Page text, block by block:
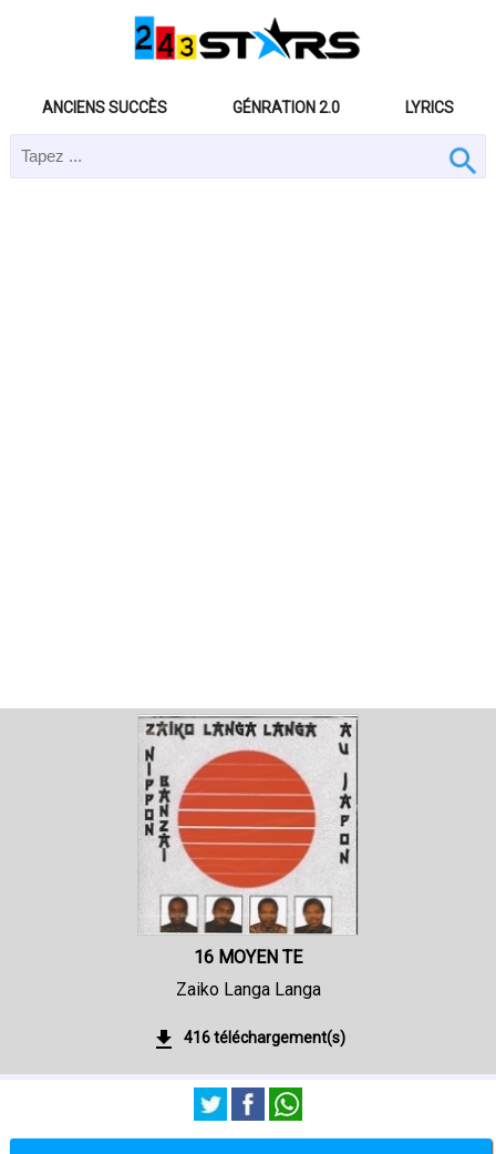
ANCIENS SUCCÈS GÉNRATION 2.0 LYRICS
16 MOYEN TE
Zaiko Langa Langa
416 téléchargement(s)